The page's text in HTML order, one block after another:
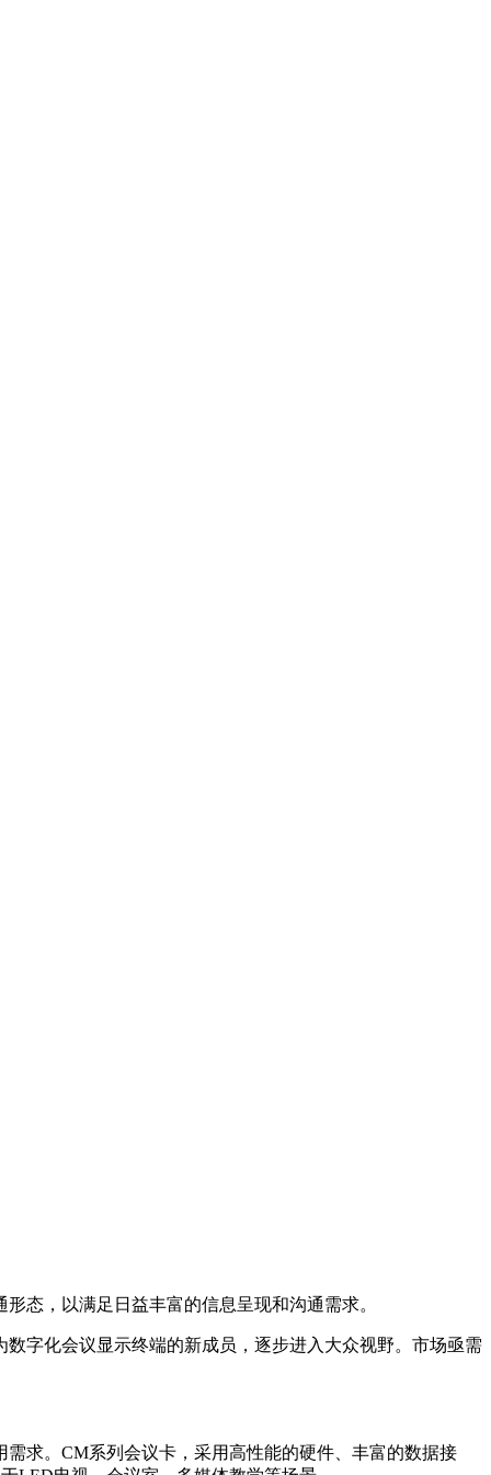
态，以满足日益丰富的信息呈现和沟通需求。
字化会议显示终端的新成员，逐步进入大众视野。市场亟需
求。CM系列会议卡，采用高性能的硬件、丰富的数据接